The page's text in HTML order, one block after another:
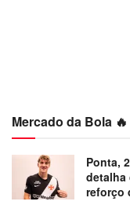
Mercado da Bola 🔥
Ponta,
detalha
reforço